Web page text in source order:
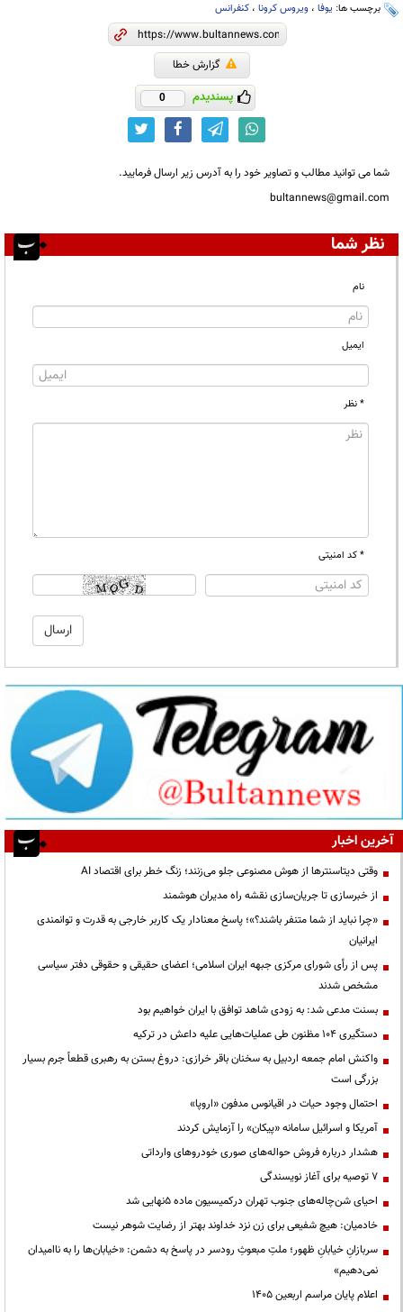
برچسب ها: یوفا ، ویروس کرونا ، کنفرانس
گزارش خطا
پسندیدم 0
شما می توانید مطالب و تصاویر خود را به آدرس زیر ارسال فرمایید.
bultannews@gmail.com
نظر شما
نام
ایمیل
* نظر
* کد امنیتی
آخرین اخبار
وقتی دیتاسنترها از هوش مصنوعی جلو می‌زنند؛ زنگ خطر برای اقتصاد AI
از خبرسازی تا جریان‌سازی نقشه راه مدیران هوشمند
«چرا نباید از شما متنفر باشند؟»؛ پاسخ معنادار یک کاربر خارجی به قدرت و توانمندی
ایرانیان
پس از رأی شورای مرکزی جبهه ایران اسلامی؛ اعضای حقیقی و حقوقی دفتر سیاسی
مشخص شدند
بسنت مدعی شد: به زودی شاهد توافق با ایران خواهیم بود
دستگیری ۱۰۴ مظنون طی عملیات‌هایی علیه داعش در ترکیه
واکنش امام جمعه اردبیل به سخنان باقر خرازی: دروغ بستن به رهبری قطعاً جرم بسیار
بزرگی است
احتمال وجود حیات در اقیانوس مدفون «اروپا»
آمریکا و اسرائیل سامانه «پیکان» را آزمایش کردند
هشدار درباره فروش حواله‌های صوری خودروهای وارداتی
۷ توصیه برای آغاز نویسندگی
احیای شن‌چاله‌های جنوب تهران درکمیسیون ماده ۵نهایی شد
خادمیان: هیچ شفیعی برای زن نزد خداوند بهتر از رضایت شوهر نیست
سربازانِ خیابانِ ظهور؛ ملتِ مبعوثِ رودسر در پاسخ به دشمن: «خیابان‌ها را به ناامیدان
نمی‌دهیم»
اعلام پایان مراسم اربعین ۱۴۰۵